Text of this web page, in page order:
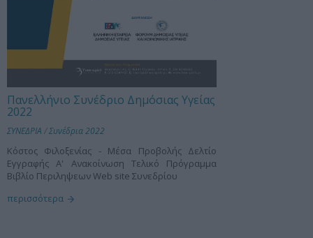
Πανελλήνιο Συνέδριο Δημόσιας Υγείας
2022
ΣΥΝΕΔΡΙΑ /Συνέδρια 2022
Κόστος Φιλοξενίας - Μέσα Προβολής Δελτίο
Εγγραφής Α' Ανακοίνωση Τελικό Πρόγραμμα
Βιβλίο Περιληψεων Web site Συνεδρίου
περισσότερα